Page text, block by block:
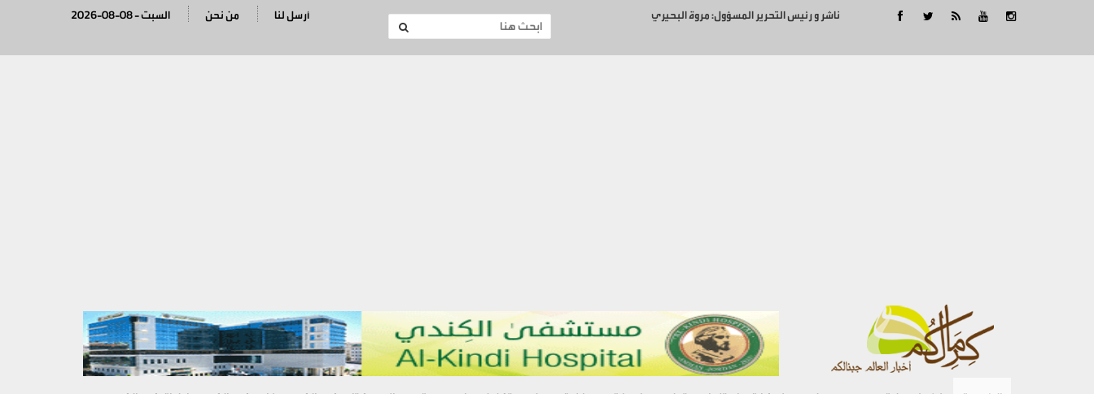
ناشر و رئيس التحرير المسؤول: مروة البحيري 2026-08-08 - السبت من نحن أرسل لنا